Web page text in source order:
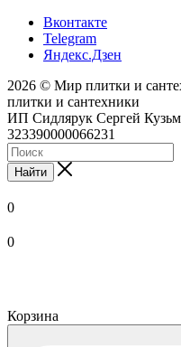
Вконтакте
Telegram
Яндекс.Дзен
2026 © Мир плитки и
плитки и сантехники
ИП Сидлярук Сергей
323390000066231
Найти
0
0
Корзина